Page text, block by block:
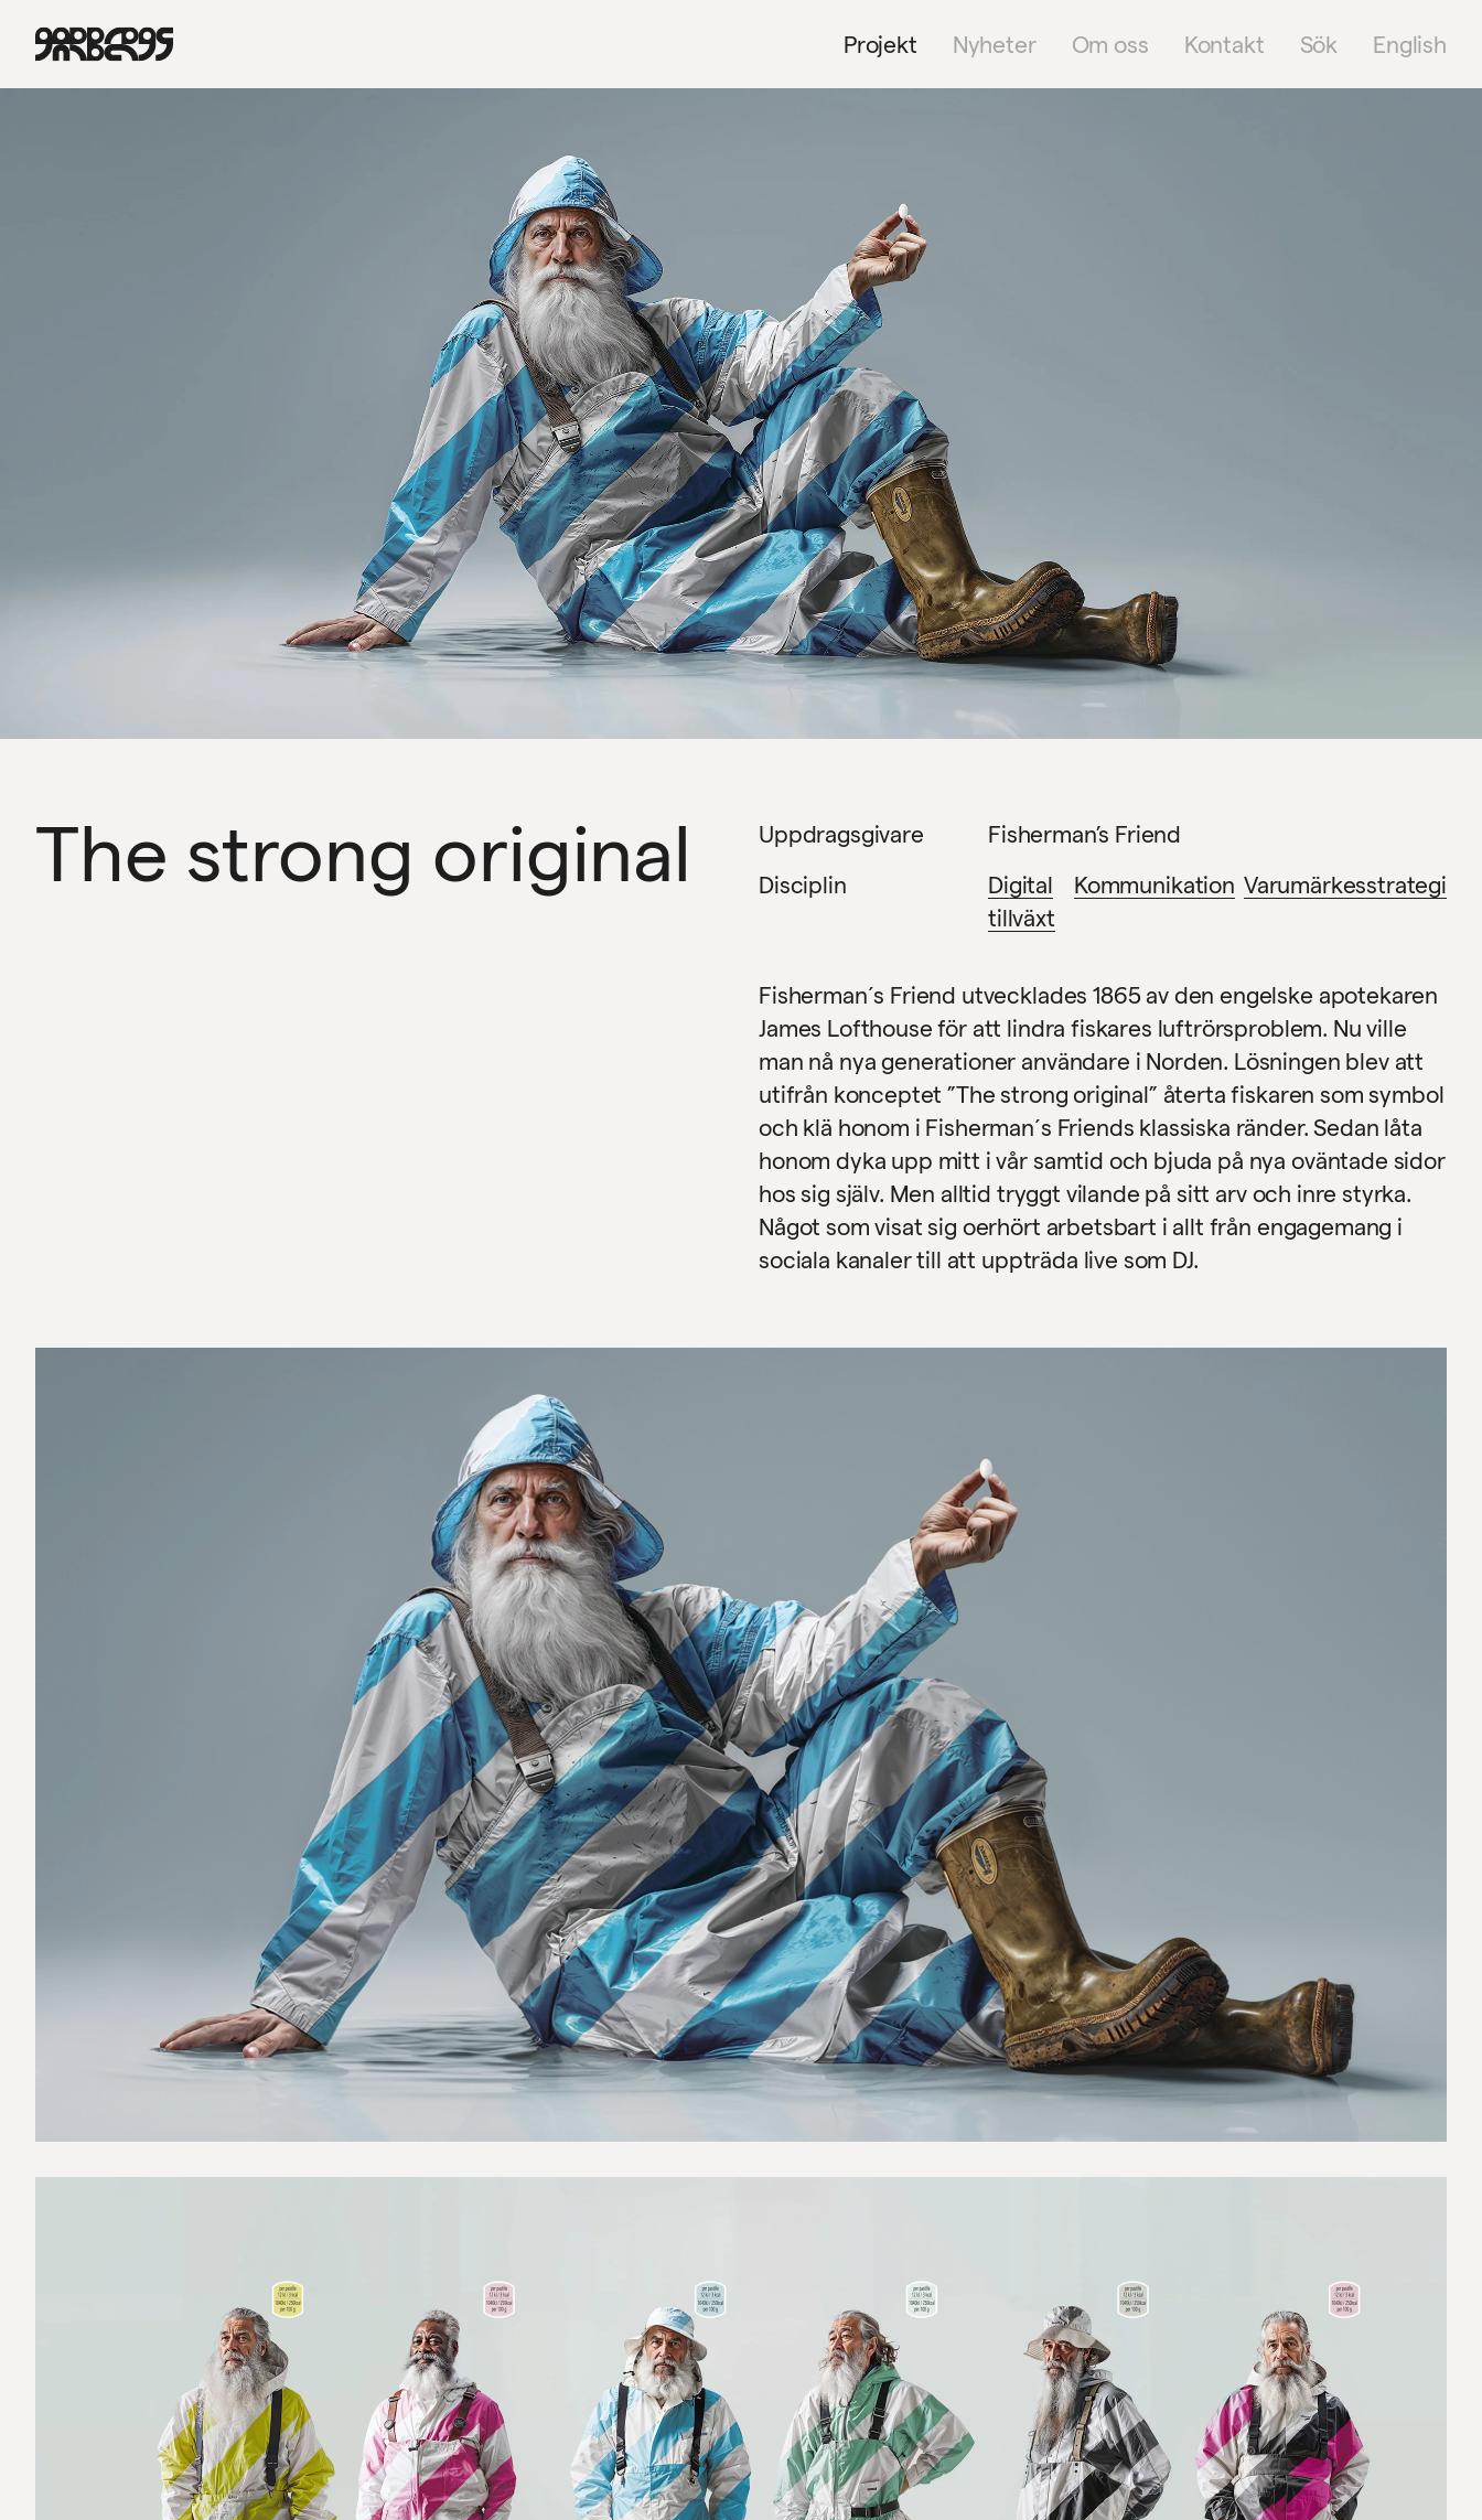
Projekt Nyheter Om oss Kontakt Sök English
Projekt
Nyheter
Kontakt
English
The strong original Uppdragsgivare
Fisherman’s Friend
Disciplin
Digital
tillväxt
Kommunikation Varumärkesstrategi
Fisherman´s Friend utvecklades 1865 av den engelske apotekaren
James Lofthouse för att lindra fiskares luftrörsproblem. Nu ville
man nå nya generationer användare i Norden. Lösningen blev att
utifrån konceptet ”The strong original” återta fiskaren som symbol
och klä honom i Fisherman´s Friends klassiska ränder. Sedan låta
honom dyka upp mitt i vår samtid och bjuda på nya oväntade sidor
hos sig själv. Men alltid tryggt vilande på sitt arv och inre styrka.
Något som visat sig oerhört arbetsbart i allt från engagemang i
sociala kanaler till att uppträda live som DJ.